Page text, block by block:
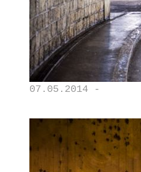
07.05.2014 -